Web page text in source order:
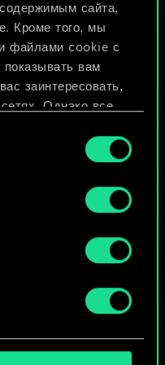
сайта,
Кроме того, мы
файлами cookie с
вам
заинтересовать,
Однако все
о том, как мы
и изменить
описать её